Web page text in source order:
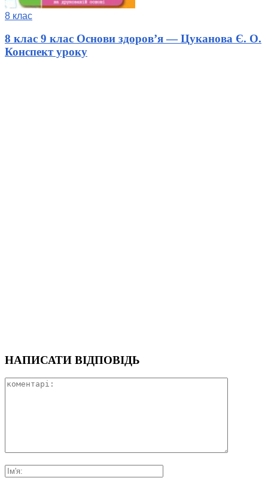
8 клас
8 клас 9 клас Основи здоров’я — Цуканова Є. О.
Конспект уроку
НАПИСАТИ ВІДПОВІДЬ